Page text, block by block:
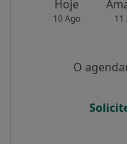
Hoje
10 Ago 11
O